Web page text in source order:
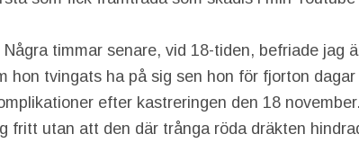
timmar senare, vid 18-tiden, befriade jag
hon tvingats ha på sig sen hon för fjorton
efter kastreringen den 18
fritt utan att den där trånga röda dräkten